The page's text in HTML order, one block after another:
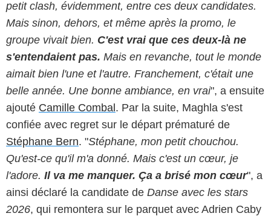
petit clash, évidemment, entre ces deux candidates.
Mais sinon, dehors, et même après la promo, le
groupe vivait bien. C'est vrai que ces deux-là ne
s'entendaient pas. Mais en revanche, tout le monde
aimait bien l'une et l'autre. Franchement, c'était une
belle année. Une bonne ambiance, en vrai", a ensuite
ajouté Camille Combal. Par la suite, Maghla s'est
confiée avec regret sur le départ prématuré de
Stéphane Bern. "Stéphane, mon petit chouchou.
Qu'est-ce qu'il m'a donné. Mais c'est un cœur, je
l'adore. Il va me manquer. Ça a brisé mon cœur", a
ainsi déclaré la candidate de Danse avec les stars
2026, qui remontera sur le parquet avec Adrien Caby